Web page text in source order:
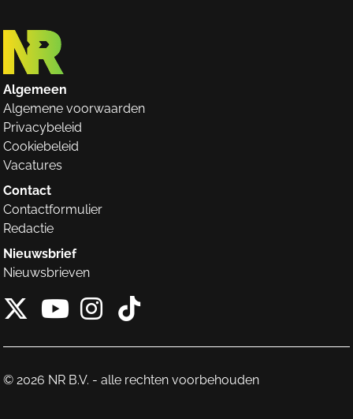
Algemeen
Algemene voorwaarden
Privacybeleid
Cookiebeleid
Vacatures
Contact
Contactformulier
Redactie
Nieuwsbrief
Nieuwsbrieven
X van NieuwRechts
Instagram van
Tiktok van
© 2026 NR B.V. - alle rechten voorbehouden